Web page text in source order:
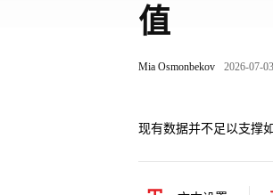
值
Mia Osmonbekov 2026-07-03
现有数据并不足以支撑